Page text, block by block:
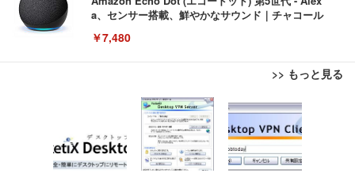
a、センサー搭載、鮮やかなサウンド｜チャコール
￥7,480
>> もっと見る
[EdoErgo] オフィスチェア 椅子 テレワーク 疲れな
い 跳ね上げ式アームレスト コンパクト 約105度ロッ
キング pc 事務椅子 360度回転 座面昇降 強化ナイロ
ン樹脂ベース 通気性メッシュ 在宅ワーク H-WY01
(黒網+黒枠+黒足)
￥5,699
EIZO ビジネス向けプレミアムモニター | FlexScan
EV3240X-WT | 31.5型4K UHD・USB Type-C・ホワ
イト
￥105,595
Amazonベーシック ペットシーツ 薄型 レギュラー 1
回使い捨て 無香料 ホワイト 300枚
￥3,373